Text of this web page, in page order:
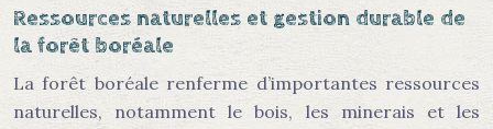
Ressources naturelles et gestion durable de
la forêt boréale
La forêt boréale renferme d’importantes ressources
naturelles, notamment le bois, les minerais et les